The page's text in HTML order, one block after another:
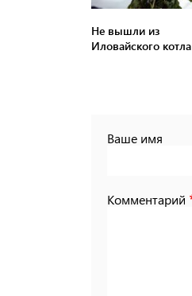
Не вышли из
Иловайского котла
Ваше имя
Комментарий